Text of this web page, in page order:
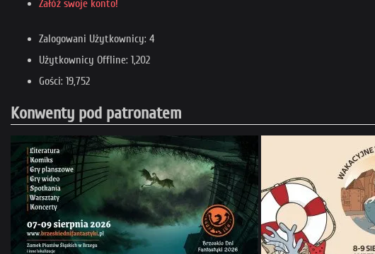
Załóż swoje konto!
Zalogowani Użytkownicy: 4
Użytkownicy Offline: 1,202
Gości: 19,752
Konwenty pod patronatem